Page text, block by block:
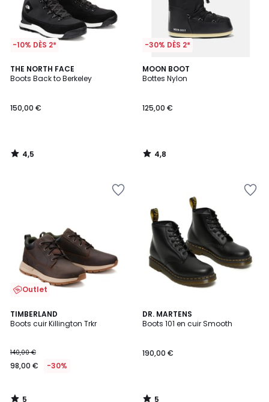
-10% DÈS 2*
THE NORTH FACE
Boots Back to Berkeley
150,00 €
4,5
/ 5
4,5
/
-30% DÈS 2*
MOON BOOT
Bottes Nylon
125,00 €
4,8
/ 5
4,8
/
Outlet
TIMBERLAND
Boots cuir Killington Trkr
140,00 €
98,00 € -30%
5
/
5
DR. MARTENS
Boots 101 en cuir Smooth
190,00 €
5
/
5